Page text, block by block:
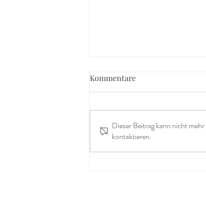
Mit Höhenangst über den
Kommentare
Dieser Beitrag kann nicht
kontaktieren.